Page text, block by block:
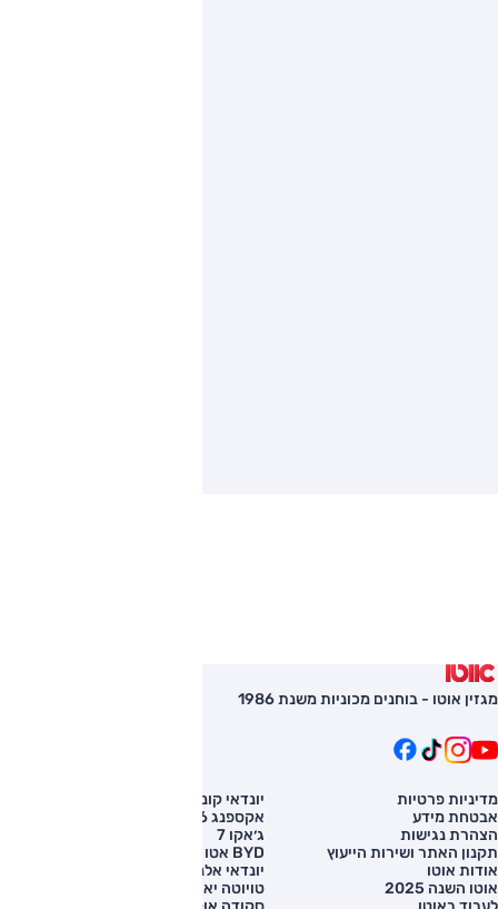
מגזין אוטו - בוחנים מכוניות משנת 1986
מדיניות פרטיות
אבטחת מידע
הצהרת נגישות
תקנון האתר ושירות הייעוץ
אודות אוטו
אוטו השנה 2025
יונדאי קונה
אקספנג G6
ג׳אקו 7
BYD אטו 3
יונדאי אלנטרה
טויוטה יאריס קרוס